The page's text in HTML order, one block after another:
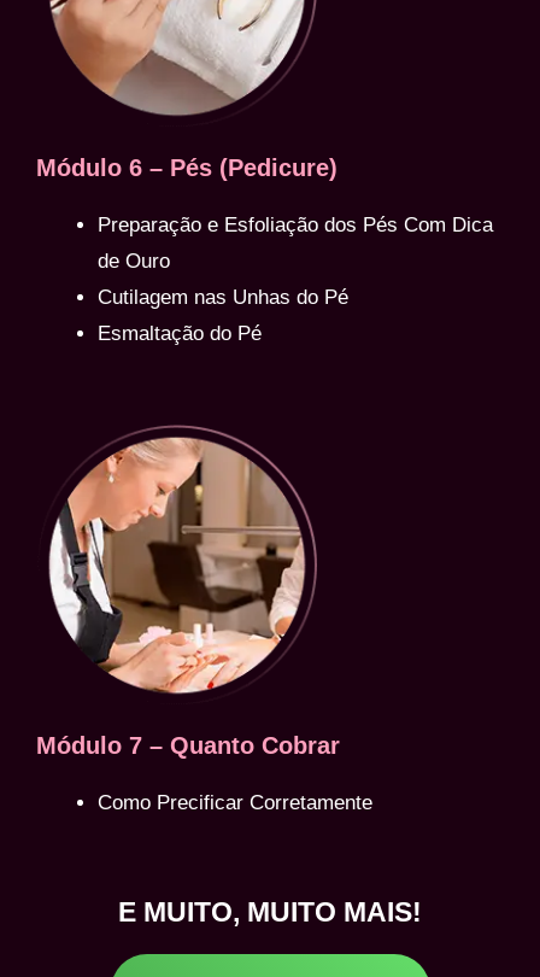
Módulo 6 – Pés (Pedicure)
Preparação e Esfoliação dos Pés Com Dica
de Ouro
Cutilagem nas Unhas do Pé
Esmaltação do Pé
Módulo 7 – Quanto Cobrar
Como Precificar Corretamente
E MUITO, MUITO MAIS!